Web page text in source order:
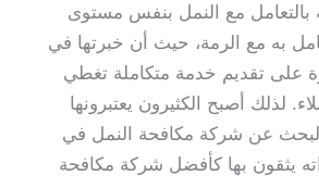
بالتعامل مع النمل بنفس مستوى
به مع الرمة، حيث أن خبرتها في
على تقديم خدمة متكاملة تغطي
لذلك أصبح الكثيرون يعتبرونها
البحث عن شركة مكافحة النمل في
يثقون بها كأفضل شركة مكافحة